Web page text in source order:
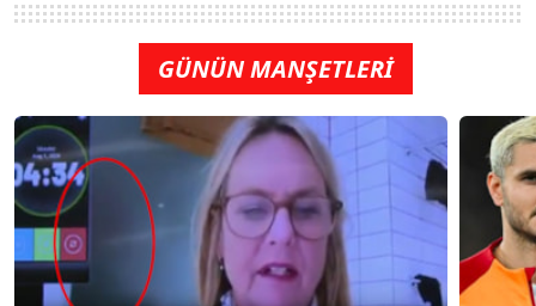
GÜNÜN MANŞETLERİ